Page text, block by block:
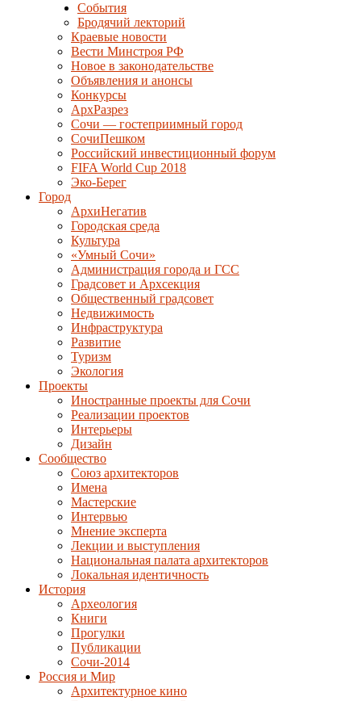
События
Бродячий лекторий
Краевые новости
Вести Минстроя РФ
Новое в законодательстве
Объявления и анонсы
Конкурсы
АрхРазрез
Сочи — гостеприимный город
СочиПешком
Российский инвестиционный форум
FIFA World Cup 2018
Эко-Берег
Город
АрхиНегатив
Городская среда
Культура
«Умный Сочи»
Администрация города и ГСС
Градсовет и Архсекция
Общественный градсовет
Недвижимость
Инфраструктура
Развитие
Туризм
Экология
Проекты
Иностранные проекты для Сочи
Реализации проектов
Интерьеры
Дизайн
Сообщество
Союз архитекторов
Имена
Мастерские
Интервью
Мнение эксперта
Лекции и выступления
Национальная палата архитекторов
Локальная идентичность
История
Археология
Книги
Прогулки
Публикации
Сочи-2014
Россия и Мир
Архитектурное кино